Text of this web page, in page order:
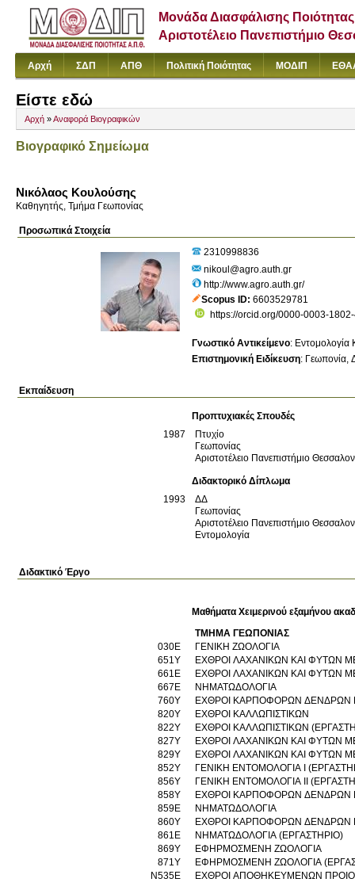
Μονάδα Διασφάλισης Ποιότητας
Αριστοτέλειο Πανεπιστήμιο
Αρχή ΣΔΠ ΑΠΘ Πολιτική Ποιότητας ΜΟΔΙΠ
Είστε εδώ
Αρχή »Αναφορά Βιογραφικών
Βιογραφικό Σημείωμα
Νικόλαος Κουλούσης
Καθηγητής, Τμήμα Γεωπονίας
Προσωπικά Στοιχεία
2310998836
nikoul@agro.auth.gr
http://www.agro.auth.gr/
Scopus ID 6603529781
https://orcid.org/0000-0003-
Γνωστικό Αντικείμενο:
Επιστημονική Ειδίκευση: Γεωπονία,
Εκπαίδευση
Προπτυχιακές Σπουδές
1987
Πτυχίο
Γεωπονίας
Αριστοτέλειο Πανεπιστήμιο
Διδακτορικό Δίπλωμα
1993
ΔΔ
Γεωπονίας
Αριστοτέλειο Πανεπιστήμιο
Εντομολογία
Διδακτικό Έργο
Μαθήματα Χειμερινού εξαμήνου
ΤΜΗΜΑ ΓΕΩΠΟΝΙΑΣ
030Ε
ΓΕΝΙΚΗ ΖΩΟΛΟΓΙΑ
651Υ
ΕΧΘΡΟΙ ΛΑΧΑΝΙΚΩΝ ΚΑΙ ΦΥΤΩΝ
661Ε
ΕΧΘΡΟΙ ΛΑΧΑΝΙΚΩΝ ΚΑΙ ΦΥΤΩΝ
667Ε
ΝΗΜΑΤΩΔΟΛΟΓΙΑ
760Υ
ΕΧΘΡΟΙ ΚΑΡΠΟΦΟΡΩΝ ΔΕΝΔΡΩΝ
820Υ
ΕΧΘΡΟΙ ΚΑΛΛΩΠΙΣΤΙΚΩΝ
822Υ
ΕΧΘΡΟΙ ΚΑΛΛΩΠΙΣΤΙΚΩΝ
827Υ
ΕΧΘΡΟΙ ΛΑΧΑΝΙΚΩΝ ΚΑΙ ΦΥΤΩΝ
829Υ
ΕΧΘΡΟΙ ΛΑΧΑΝΙΚΩΝ ΚΑΙ ΦΥΤΩΝ
852Υ
ΓΕΝΙΚΗ ΕΝΤΟΜΟΛΟΓΙΑ Ι
856Υ
ΓΕΝΙΚΗ ΕΝΤΟΜΟΛΟΓΙΑ ΙΙ
858Υ
ΕΧΘΡΟΙ ΚΑΡΠΟΦΟΡΩΝ ΔΕΝΔΡΩΝ
859Ε
ΝΗΜΑΤΩΔΟΛΟΓΙΑ
860Υ
ΕΧΘΡΟΙ ΚΑΡΠΟΦΟΡΩΝ ΔΕΝΔΡΩΝ
861Ε
ΝΗΜΑΤΩΔΟΛΟΓΙΑ (ΕΡΓΑΣΤΗΡΙΟ)
869Υ
ΕΦΗΡΜΟΣΜΕΝΗ ΖΩΟΛΟΓΙΑ
871Υ
ΕΦΗΡΜΟΣΜΕΝΗ ΖΩΟΛΟΓΙΑ
Ν535Ε
ΕΧΘΡΟΙ ΑΠΟΘΗΚΕΥΜΕΝΩΝ